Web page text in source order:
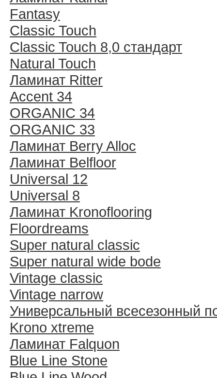
Fantasy
Classic Touch
Classic Touch 8,0 стандарт
Natural Touch
Ламинат Ritter
Accent 34
ORGANIC 34
ORGANIC 33
Ламинат Berry Alloc
Ламинат Belfloor
Universal 12
Universal 8
Ламинат Kronoflooring
Floordreams
Super natural classic
Super natural wide bode
Vintage classic
Vintage narrow
Универсальный всесезонный
Krono xtreme
Ламинат Falquon
Blue Line Stone